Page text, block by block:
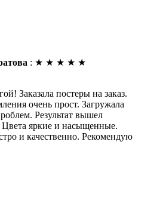
: ★ ★ ★ ★ ★
Заказала постеры на заказ.
очень прост. Загружала
Результат вышел
яркие и насыщенные.
и качественно. Рекомендую